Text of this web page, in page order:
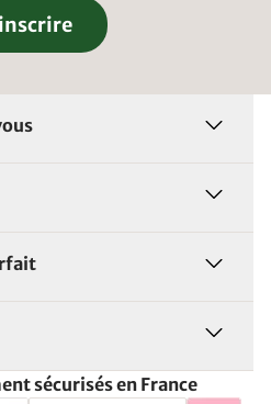
sécurisés en France